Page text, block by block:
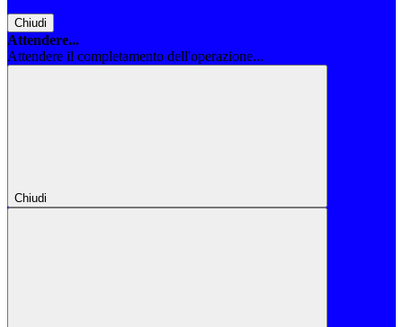
Chiudi
Attendere...
Attendere il completamento dell'operazione...
Chiudi